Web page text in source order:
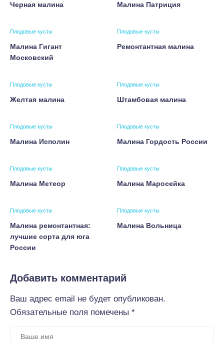
Черная малина Малина Патриция
Плодовые кусты
Малина Гигант
Московский
Плодовые кусты
Ремонтантная малина
Плодовые кусты
Желтая малина
Плодовые кусты
Штамбовая малина
Плодовые кусты
Малина Исполин
Плодовые кусты
Малина Гордость России
Плодовые кусты
Малина Метеор
Плодовые кусты
Малина Маросейка
Плодовые кусты
Малина ремонтантная:
лучшие сорта для юга
России
Плодовые кусты
Малина Вольница
Добавить комментарий
Ваш адрес email не будет опубликован.
Обязательные поля помечены *